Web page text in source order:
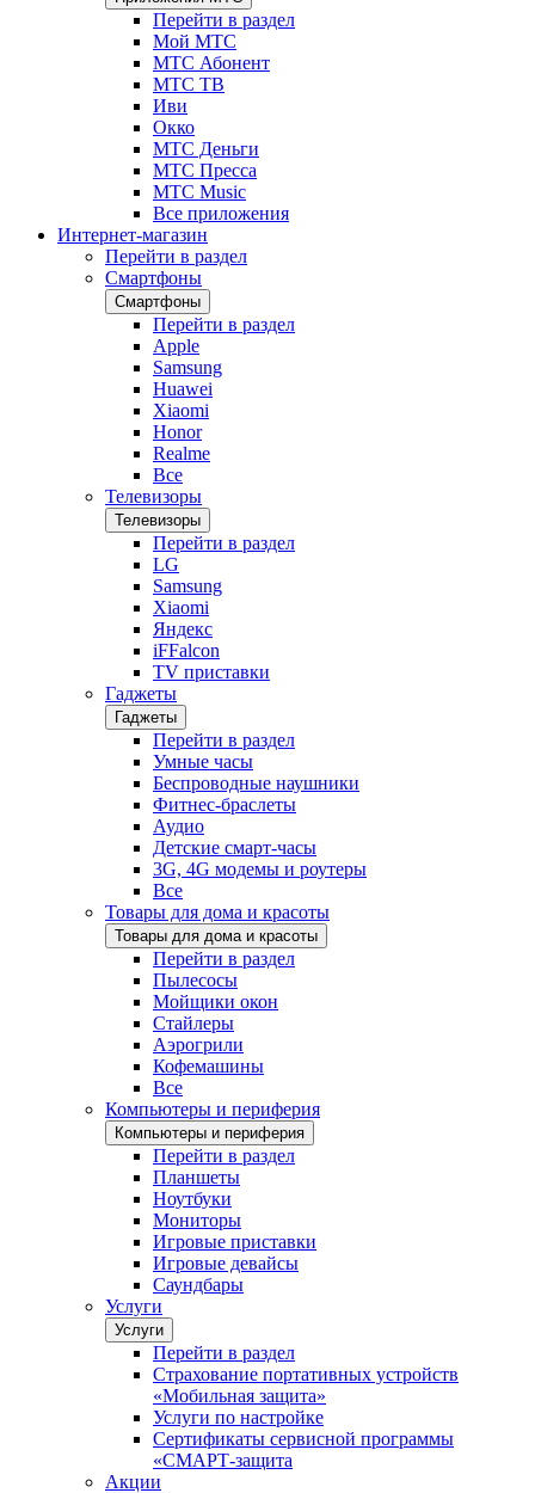
Перейти в раздел
Мой МТС
МТС Абонент
МТС ТВ
Иви
Окко
МТС Деньги
МТС Пресса
МТС Music
Все приложения
Интернет-магазин
Перейти в раздел
Смартфоны
Смартфоны
Перейти в раздел
Apple
Samsung
Huawei
Xiaomi
Honor
Realme
Все
Телевизоры
Телевизоры
Перейти в раздел
LG
Samsung
Xiaomi
Яндекс
iFFalcon
TV приставки
Гаджеты
Гаджеты
Перейти в раздел
Умные часы
Беспроводные наушники
Фитнес-браслеты
Аудио
Детские смарт-часы
3G, 4G модемы и роутеры
Все
Товары для дома и красоты
Товары для дома и красоты
Перейти в раздел
Пылесосы
Мойщики окон
Стайлеры
Аэрогрили
Кофемашины
Все
Компьютеры и периферия
Компьютеры и периферия
Перейти в раздел
Планшеты
Ноутбуки
Мониторы
Игровые приставки
Игровые девайсы
Саундбары
Услуги
Услуги
Перейти в раздел
Страхование портативных устройств
«Мобильная защита»
Услуги по настройке
Сертификаты сервисной программы
«СМАРТ-защита
Акции